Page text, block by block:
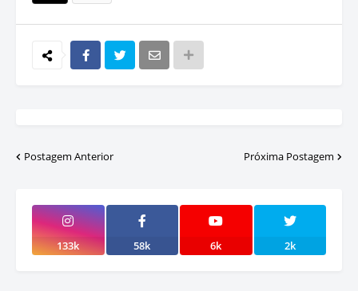
Postagem Anterior Próxima Postagem
133k 58k 6k 2k